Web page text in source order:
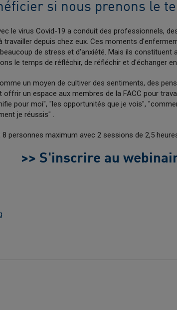
si nous prenons le
le virus Covid-19 a conduit des professionnels,
travailler depuis chez eux. Ces moments
de stress et d'anxiété. Mais ils constituent
le temps de réfléchir, de réfléchir et d'échanger
un moyen de cultiver des sentiments, des
offrir un espace aux membres de la FACC pour
pour moi", "les opportunités que je vois",
je réussis" .
personnes maximum avec 2 sessions de 2,5
>> S'inscrire au